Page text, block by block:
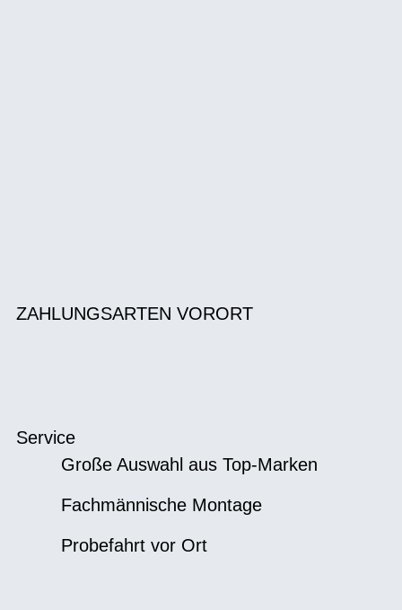
ZAHLUNGSARTEN VORORT
Service
Große Auswahl aus Top-Marken
Fachmännische Montage
Probefahrt vor Ort